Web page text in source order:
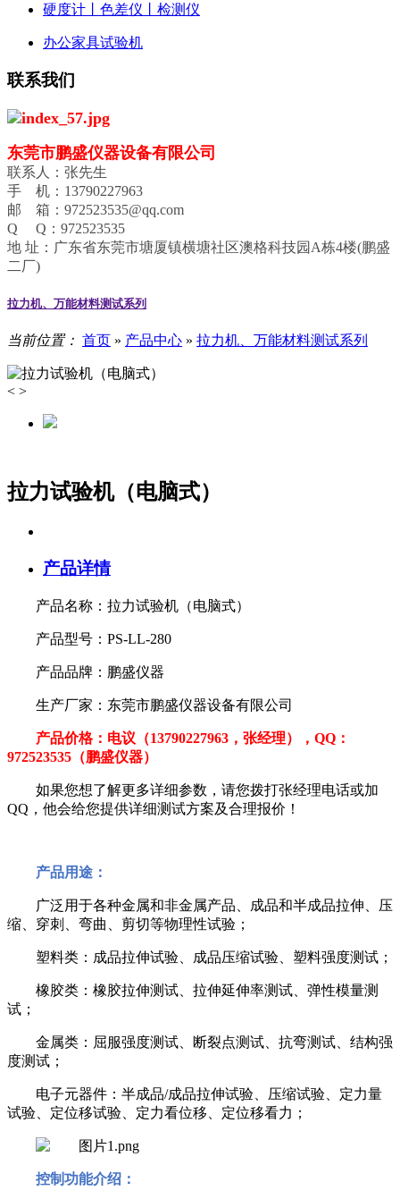
硬度计丨色差仪丨检测仪
办公家具试验机
联系我们
东莞市鹏盛仪器设备有限公司
联系人：张先生
手 机：13790227963
邮 箱：972523535@qq.com
Q Q：972523535
地 址：广东省东莞市塘厦镇横塘社区澳格科技园A栋4楼(鹏盛
二厂)
拉力机、万能材料测试系列
当前位置： 首页 » 产品中心 » 拉力机、万能材料测试系列
< >
拉力试验机（电脑式）
产品详情
产品名称：拉力试验机（电脑式）
产品型号：PS-LL-280
产品品牌：鹏盛仪器
生产厂家：东莞市鹏盛仪器设备有限公司
产品价格：电议（13790227963，张经理），QQ：
972523535（鹏盛仪器）
如果您想了解更多详细参数， 请您拨打张经理电话或加
QQ ，他会给您提供详细测试方案及合理报价！
产品用途：
广泛用于各种金属和非金属产品、成品和半成品拉伸、压
缩、穿刺、弯曲、剪切等物理性试验；
塑料类：成品拉伸试验、成品压缩试验、塑料强度测试；
橡胶类：橡胶拉伸测试、拉伸延伸率测试、弹性模量测
试；
金属类：屈服强度测试、断裂点测试、抗弯测试、结构强
度测试；
电子元器件：半成品/成品拉伸试验、压缩试验、定力量
试验、定位移试验、定力看位移、定位移看力；
控制功能介绍：